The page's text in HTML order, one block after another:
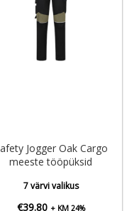
Jogger Oak Cargo
meeste tööpüksid
7 värvi valikus
€39.80 + KM 24%